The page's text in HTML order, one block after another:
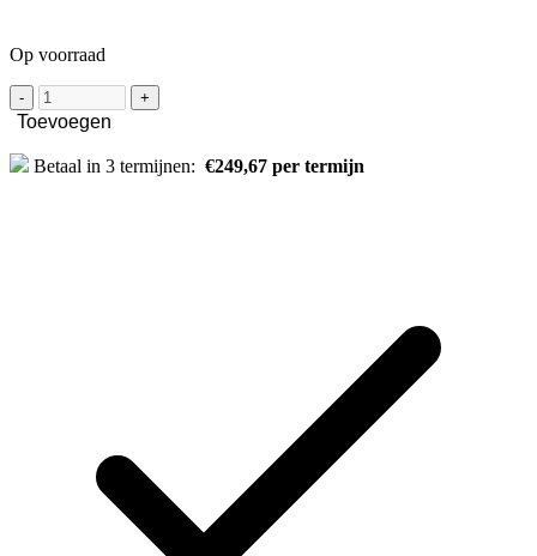
Op voorraad
- +
Toevoegen
Betaal in 3 termijnen: €249,67 per termijn